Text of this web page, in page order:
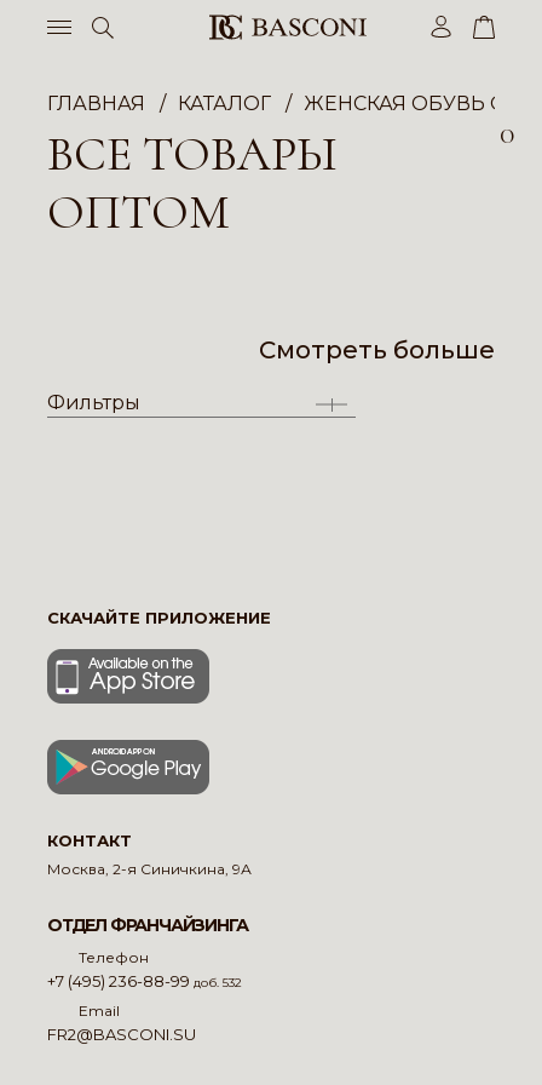
ГЛАВНАЯ КАТАЛОГ ЖЕНСКАЯ ОБУВЬ
ВСЕ ТОВАРЫ
ОПТОМ
0
Смотреть больше
Фильтры
СКАЧАЙТЕ ПРИЛОЖЕНИЕ
КОНТАКТ
Москва, 2-я Синичкина, 9А
ОТДЕЛ ФРАНЧАЙЗИНГА
Телефон
+7 (495) 236-88-99 доб. 532
Email
FR2@BASCONI.SU